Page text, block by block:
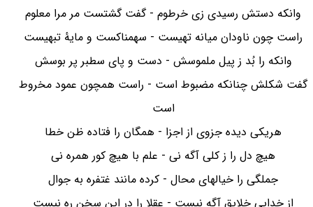
وانکه دستش رسیدی زی خرطوم - گفت گشتست مر مرا معلوم
راست چون ناودان میانه تهیست - سهمناکست و مایهٔ تبهیست
وانکه را بُد ز پیل ملموسش - دست و پای سطبر پر بوسش
گفت شکلش چنانکه مضبوط است - راست همچون عمود مخروط
است
هریکی دیده جزوی از اجزا - همگان را فتاده ظن خطا
هیچ دل را ز کلی آگه نی - علم با هیچ کور همره نی
جملگی را خیالهای محال - کرده مانند غتفره به جوال
از خدایی خلایق آگه نیست - عقلا را در این سخن ره نیست